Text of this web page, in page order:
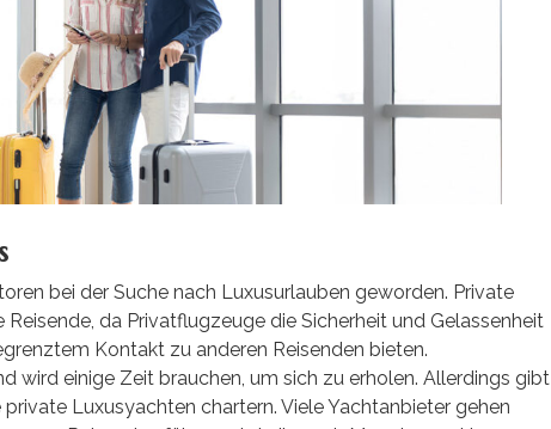
bei der Suche nach Luxusurlauben geworden. Private
da Privatflugzeuge die Sicherheit und Gelassenheit
Kontakt zu anderen Reisenden bieten.
wird einige Zeit brauchen, um sich zu erholen. Allerdings gibt
Luxusyachten chartern. Viele Yachtanbieter gehen